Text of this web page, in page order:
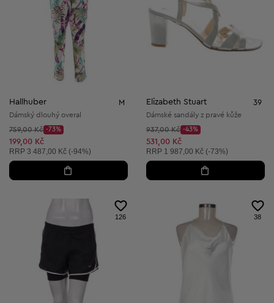
Hallhuber M
Dámský dlouhý overal
Původní cena:
759,00 Kč
Discount Price:
-73%
Snížená cena:
199,00 Kč
Doporučená cena:
RRP 3 487,00 Kč (-94%)
Elizabeth Stuart 39
Dámské sandály z pravé kůže
Původní cena:
937,00 Kč
Discount Price:
-43%
Snížená cena:
531,00 Kč
Doporučená cena:
RRP 1 987,00 Kč (-73%)
126 38